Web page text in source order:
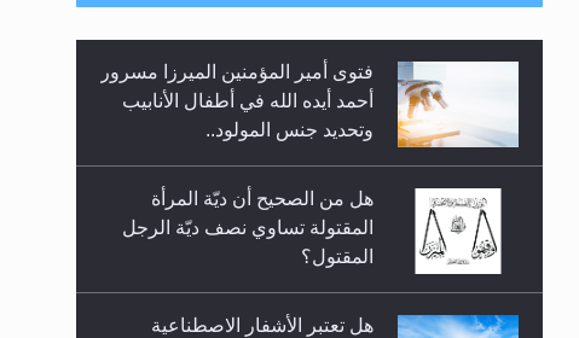
رأيٌ في لغة المسيح الموعود عليه
السلام.. 4...
فتوى أمير المؤمنين الميرزا مسرور
أحمد أيده الله في أطفال الأنابيب
وتحديد جنس المولود..
هل من الصحيح أن ديّة المرأة
المقتولة تساوي نصف ديّة الرجل
المقتول؟
هل تعتبر الأشفار الاصطناعية